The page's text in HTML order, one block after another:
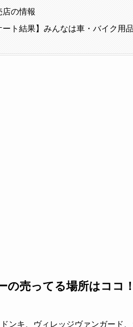
店の情報
ート結果】みんなは車・バイク用
の売ってる場所はココ！
ンキ、ヴィレッジヴァンガード